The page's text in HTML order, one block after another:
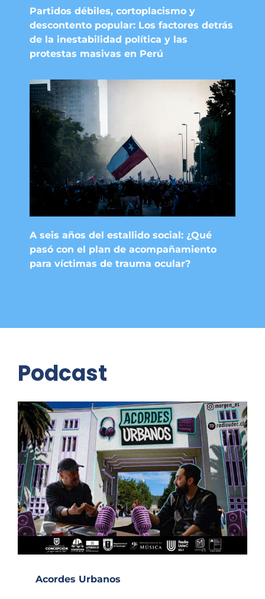
Partidos débiles, cortoplacismo y
descontento popular: Los factores detrás
de la inestabilidad política y las
protestas masivas en Perú
A seis años del estallido social: ¿Qué
pasó con el plan de acompañamiento
para víctimas de trauma ocular?
Podcast
Acordes Urbanos